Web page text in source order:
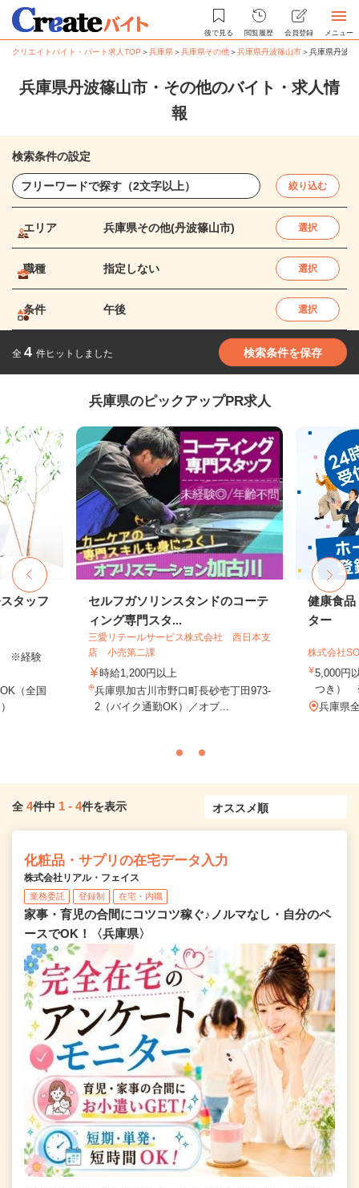
後で見る 閲覧履歴 会員登録 メニュー
クリエイトバイト・パート求人TOP ＞兵庫県＞兵庫県その他＞兵庫県丹波篠山市＞兵庫県丹波
兵庫県丹波篠山市・その他のバイト・求人情
報
検索条件の設定
絞り込む
エリア 兵庫県その他(丹波篠山市) 選択
職種 指定しない 選択
条件 午後 選択
全 4 件ヒットしました 検索条件を保存
兵庫県のピックアップPR求人
タッフ
※経験
（全国
セルフガソリンスタンドのコーテ
ィング専門スタ...
三愛リテールサービス株式会社 西日本支
店 小売第二課
時給1,200円以上
兵庫県加古川市野口町長砂壱丁田973-
2（バイク通勤OK）／オブ...
健康食品
ター
株式会社
5,000円
つき）
兵庫県
全 4件中 1 - 4件を表示
化粧品・サプリの在宅データ入力
株式会社リアル・フェイス
業務委託 登録制 在宅・内職
家事・育児の合間にコツコツ稼ぐ♪ノルマなし・自分のペ
ースでOK！〈兵庫県〉